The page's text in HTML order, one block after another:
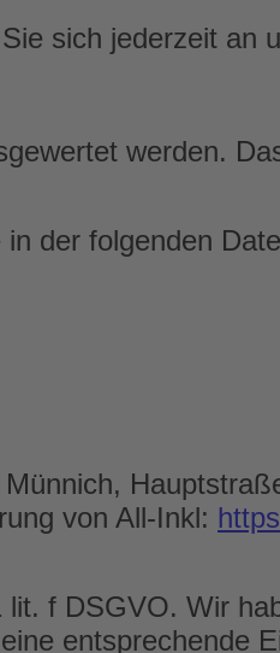
sich jederzeit an
werden.
der folgenden
von All-Inkl:
f DSGVO. Wir
entsprechende